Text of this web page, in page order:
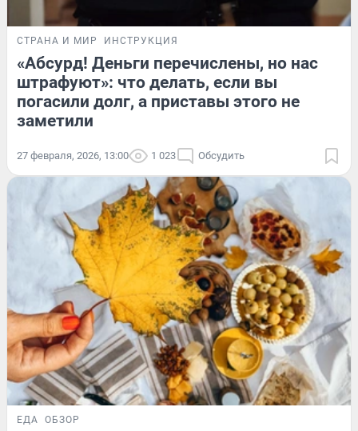
СТРАНА И МИР ИНСТРУКЦИЯ
«Абсурд! Деньги перечислены, но нас
штрафуют»: что делать, если вы
погасили долг, а приставы этого не
заметили
27 февраля, 2026, 13:00 1 023 Обсудить
ЕДА ОБЗОР